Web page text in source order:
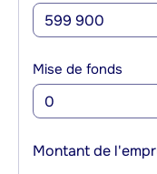
Mise de fonds
Montant de